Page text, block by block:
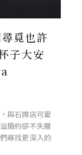
覓也許
子大安
與石牌店可愛
簡約卻不失層
尋找更深入的